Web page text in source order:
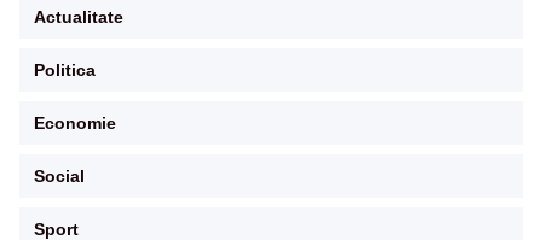
Actualitate
Politica
Economie
Social
Sport